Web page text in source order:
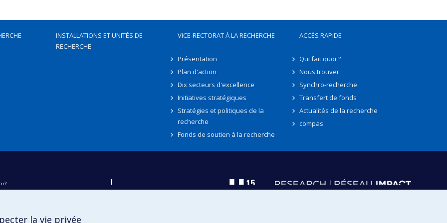
INSTALLATIONS ET UNITÉS DE
RECHERCHE
VICE-RECTORAT À LA RECHERCHE
Présentation
Plan d'action
Dix secteurs d'excellence
Initiatives stratégiques
Stratégies et politiques de la
recherche
Fonds de soutien à la recherche
ACCÈS RAPIDE
Qui fait quoi ?
Nous trouver
Synchro-recherche
Transfert de fonds
Actualités de la recherche
compas
la vie privée